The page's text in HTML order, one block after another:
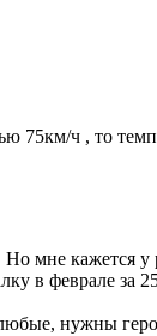
75км/ч , то
мне кажется у
в феврале за
нужны